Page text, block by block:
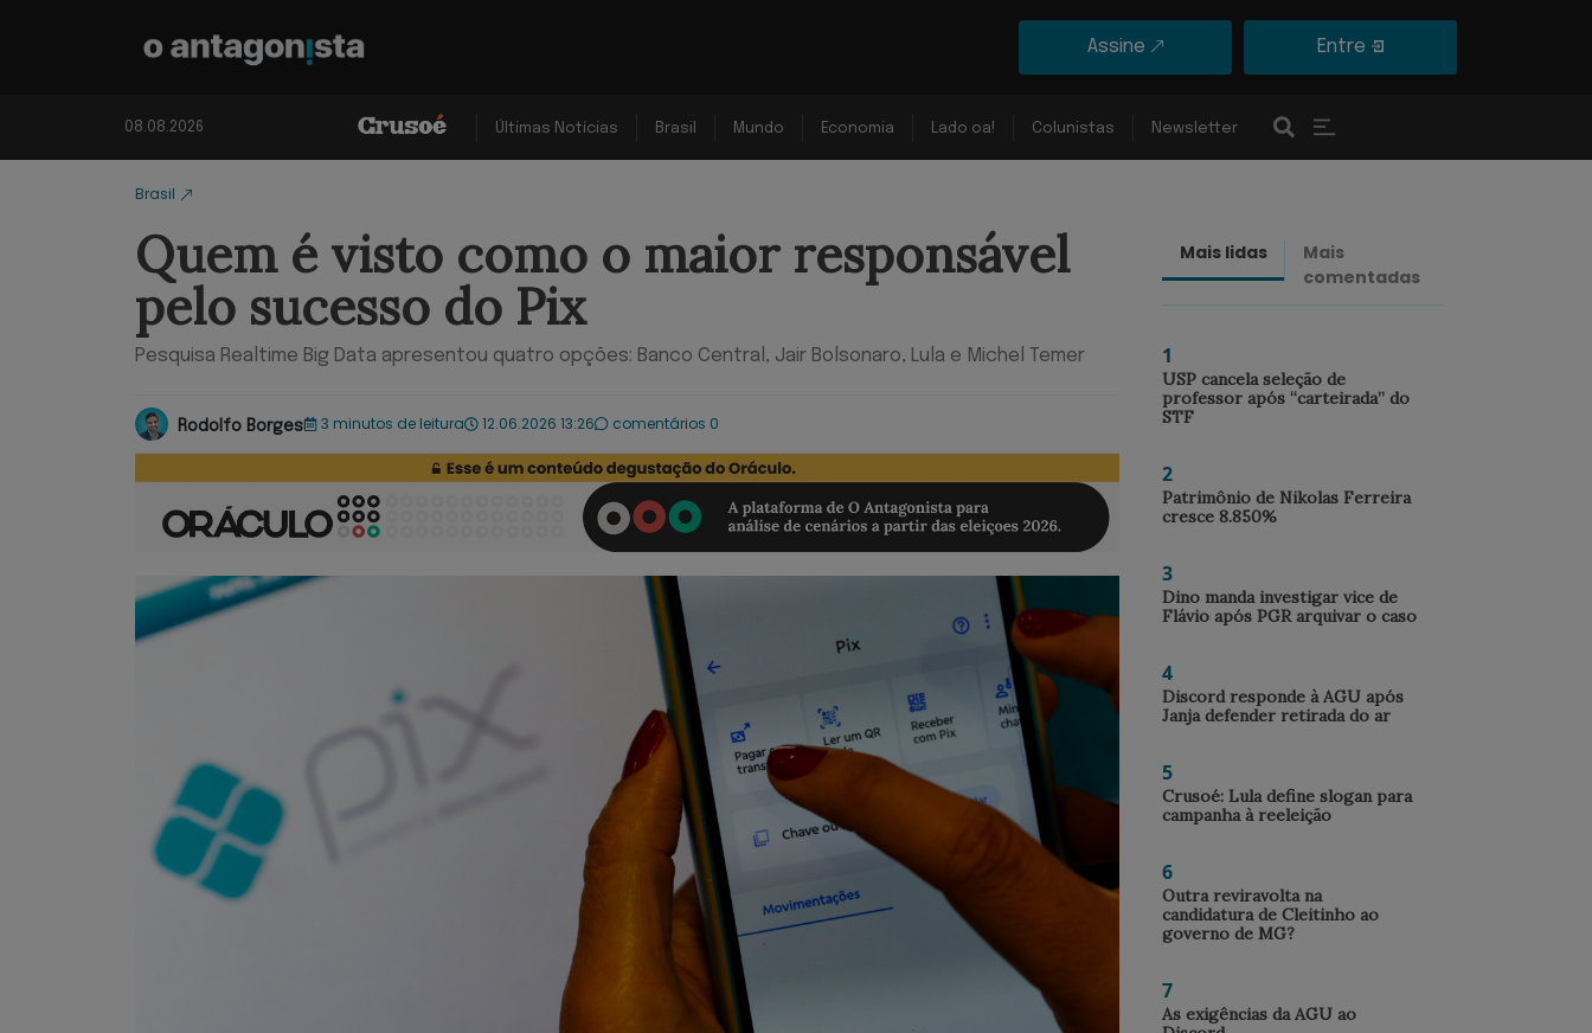
Assine Entre
08.08.2026 Últimas Notícias Brasil Mundo Economia Lado oa! Colunistas Newsletter
Brasil
Quem é visto como o maior responsável
pelo sucesso do Pix
Pesquisa Realtime Big Data apresentou quatro opções: Banco Central, Jair Bolsonaro, Lula e Michel Temer
Rodolfo Borges 3 minutos de leitura 12.06.2026 13:26 comentários 0
Mais lidas
Mais
comentadas
1
USP cancela seleção de
professor após “carteirada” do
STF
2
Patrimônio de Nikolas Ferreira
cresce 8.850%
3
Dino manda investigar vice de
Flávio após PGR arquivar o caso
4
Discord responde à AGU após
Janja defender retirada do ar
5
Crusoé: Lula define slogan para
campanha à reeleição
6
Outra reviravolta na
candidatura de Cleitinho ao
governo de MG?
7
As exigências da AGU ao